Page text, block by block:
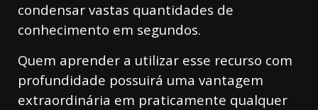
condensar vastas quantidades de
conhecimento em segundos.
Quem aprender a utilizar esse recurso com
profundidade possuirá uma vantagem
extraordinária em praticamente qualquer